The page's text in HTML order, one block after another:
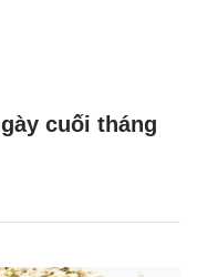
cuối tháng